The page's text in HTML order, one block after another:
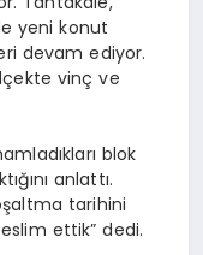
yeni konut
devam ediyor.
vinç ve
blok
anlattı.
tarihini
ettik” dedi.